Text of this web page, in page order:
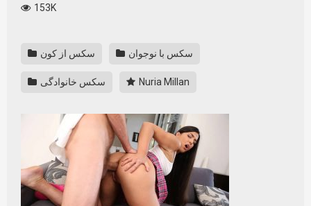
153K
سکس از کون سکس با نوجوان
سکس خانوادگی Nuria Millan